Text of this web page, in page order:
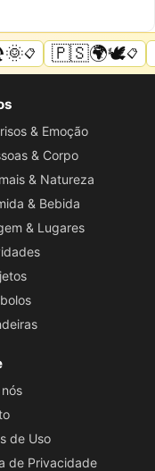
📋 🇵🇸🌍🕊️📋
& Emoção
& Corpo
& Natureza
& Bebida
& Lugares
de Uso
de Privacidade